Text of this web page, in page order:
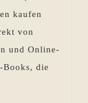
kaufen
von
und Online-
Books, die